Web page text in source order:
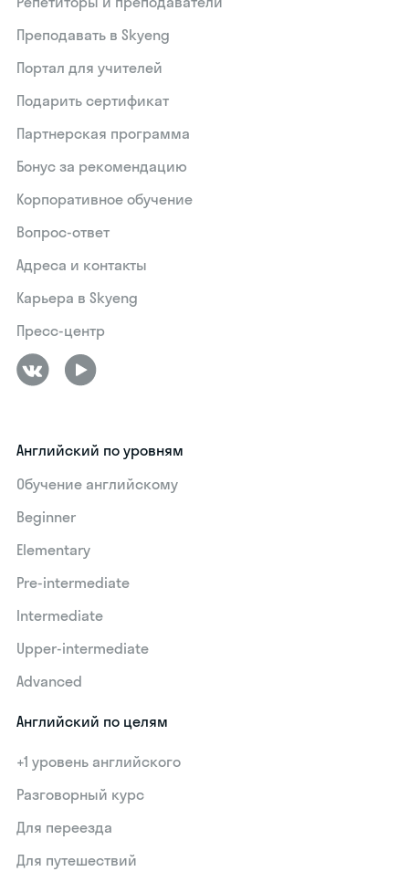
Преподавать в Skyeng
Портал для учителей
Подарить сертификат
Партнерская программа
Бонус за рекомендацию
Корпоративное обучение
Вопрос-ответ
Адреса и контакты
Карьера в Skyeng
Пресс-центр
Английский по уровням
Обучение английскому
Beginner
Elementary
Pre-intermediate
Intermediate
Upper-intermediate
Advanced
Английский по целям
+1 уровень английского
Разговорный курс
Для переезда
Для путешествий